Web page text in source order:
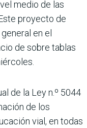
medio de las
proyecto de
en el
de sobre tablas
de la Ley n.º 5044
de los
vial, en todas